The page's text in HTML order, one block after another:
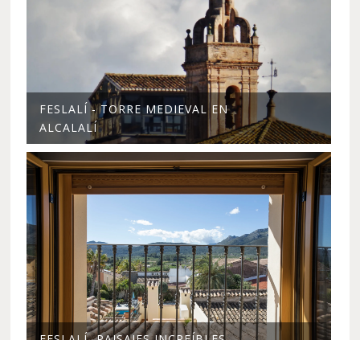
FESLALÍ - TORRE MEDIEVAL EN
ALCALALÍ